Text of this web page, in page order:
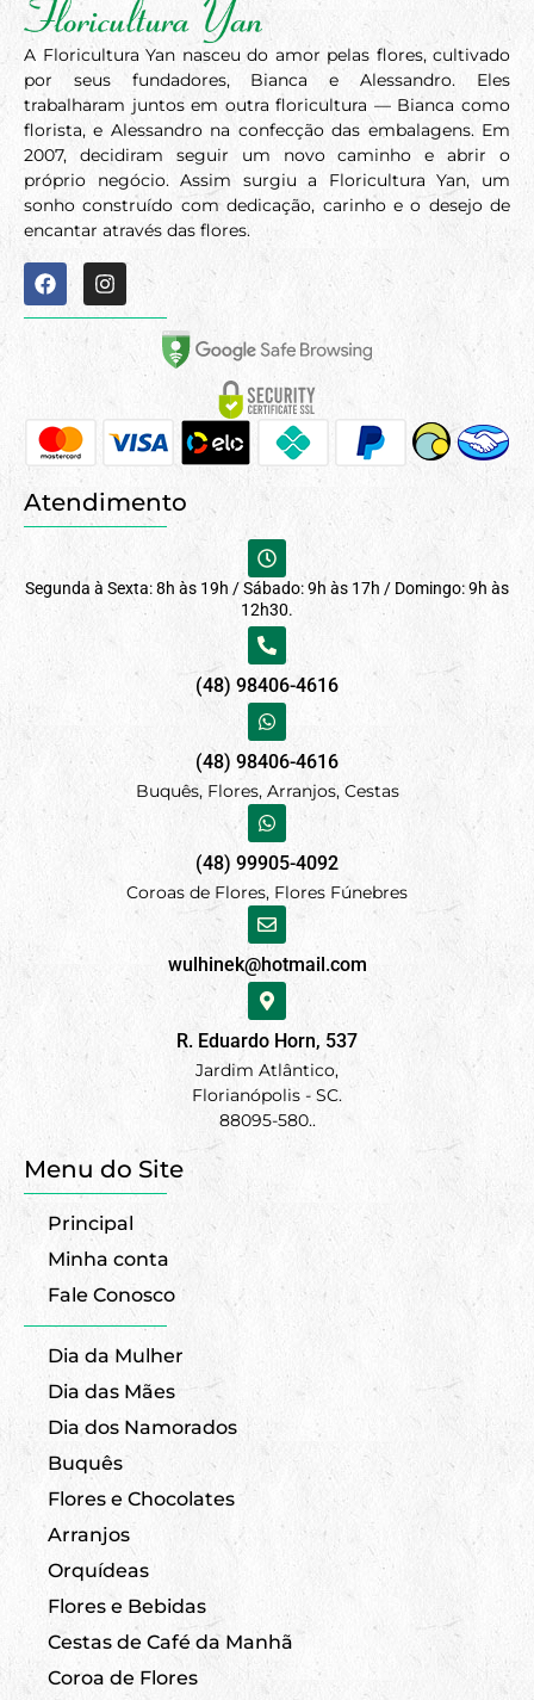
A Floricultura Yan nasceu do amor pelas flores, cultivado
por seus fundadores, Bianca e Alessandro. Eles
trabalharam juntos em outra floricultura — Bianca como
florista, e Alessandro na confecção das embalagens. Em
2007, decidiram seguir um novo caminho e abrir o
próprio negócio. Assim surgiu a Floricultura Yan, um
sonho construído com dedicação, carinho e o desejo de
encantar através das flores.
Atendimento
Segunda à Sexta: 8h às 19h / Sábado: 9h às 17h / Domingo: 9h às
12h30.
(48) 98406-4616
(48) 98406-4616
Buquês, Flores, Arranjos, Cestas
(48) 99905-4092
Coroas de Flores, Flores Fúnebres
wulhinek@hotmail.com
R. Eduardo Horn, 537
Jardim Atlântico,
Florianópolis - SC.
88095-580..
Menu do Site
Principal
Minha conta
Fale Conosco
Dia da Mulher
Dia das Mães
Dia dos Namorados
Buquês
Flores e Chocolates
Arranjos
Orquídeas
Flores e Bebidas
Cestas de Café da Manhã
Coroa de Flores